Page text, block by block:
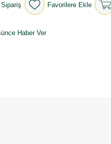
Favorilere Ekle
Haber Ver